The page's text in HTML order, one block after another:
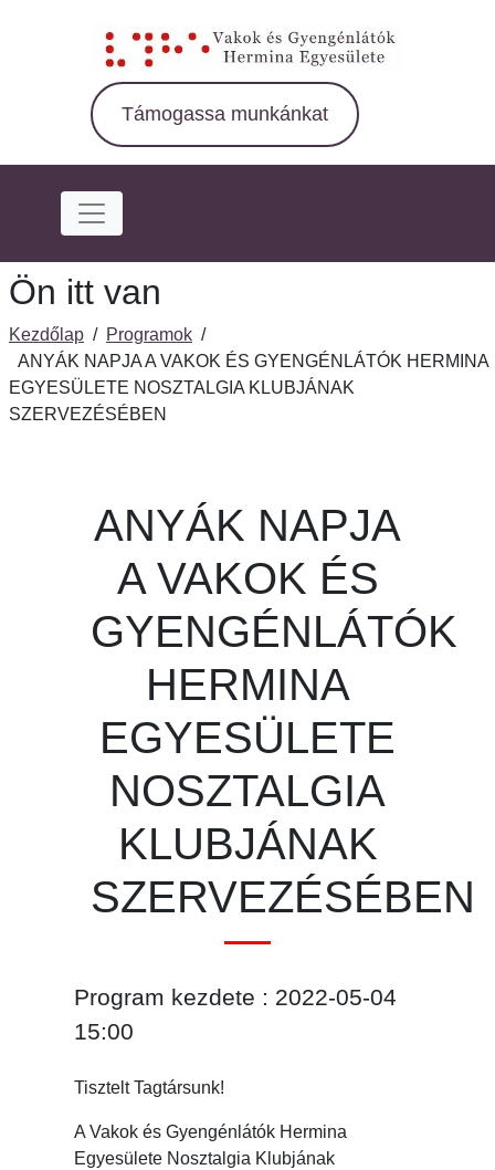
Támogassa munkánkat
Ön itt van
Kezdőlap / Programok /
ANYÁK NAPJA A VAKOK ÉS GYENGÉNLÁTÓK HERMINA
EGYESÜLETE NOSZTALGIA KLUBJÁNAK
SZERVEZÉSÉBEN
ANYÁK NAPJA
A VAKOK ÉS
GYENGÉNLÁTÓK
HERMINA
EGYESÜLETE
NOSZTALGIA
KLUBJÁNAK
SZERVEZÉSÉBEN
Program kezdete : 2022-05-04
15:00
Tisztelt Tagtársunk!
A Vakok és Gyengénlátók Hermina
Egyesülete Nosztalgia Klubjának